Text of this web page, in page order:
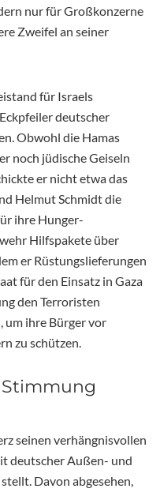
nur für Großkonzerne
Zweifel an seiner
für Israels
deutscher
Obwohl die Hamas
noch jüdische Geiseln
er nicht etwa das
Helmut Schmidt die
ihre Hunger-
Hilfspakete über
er Rüstungslieferungen
für den Einsatz in Gaza
den Terroristen
um ihre Bürger vor
zu schützen.
seinen verhängnisvollen
deutscher Außen- und
Davon abgesehen,